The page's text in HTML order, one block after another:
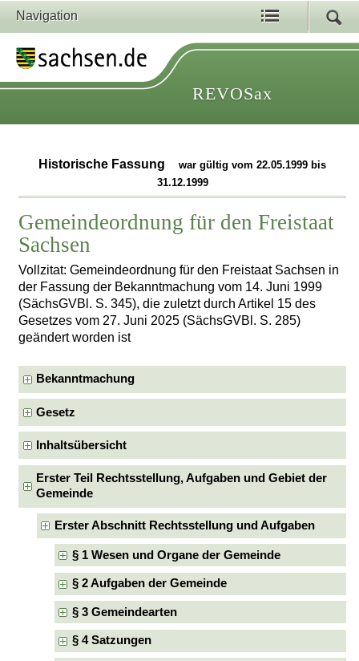
Navigation
REVOSax
Historische Fassung
war gültig vom 22.05.1999 bis
31.12.1999
Gemeindeordnung für den Freistaat
Sachsen
Vollzitat: Gemeindeordnung für den Freistaat Sachsen in
der Fassung der Bekanntmachung vom 14. Juni 1999
(SächsGVBl. S. 345), die zuletzt durch Artikel 15 des
Gesetzes vom 27. Juni 2025 (SächsGVBl. S. 285)
geändert worden ist
Bekanntmachung
Gesetz
Inhaltsübersicht
Erster Teil Rechtsstellung, Aufgaben und Gebiet der
Gemeinde
Erster Abschnitt Rechtsstellung und Aufgaben
§ 1 Wesen und Organe der Gemeinde
§ 2 Aufgaben der Gemeinde
§ 3 Gemeindearten
§ 4 Satzungen